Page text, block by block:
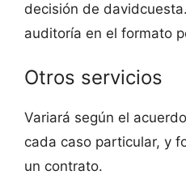
decisión de
auditoría en el formato
Otros servicios
Variará según el
cada caso particular, y
un contrato.